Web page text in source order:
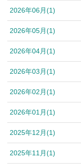
2026年06月(1)
2026年05月(1)
2026年04月(1)
2026年03月(1)
2026年02月(1)
2026年01月(1)
2025年12月(1)
2025年11月(1)